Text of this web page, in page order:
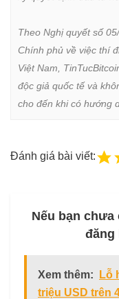
Theo Nghị quyết số
Chính phủ về việc thí
Việt Nam,
độc giả quốc tế và
cho đến khi có hướng
Đánh giá bài viết:
Nếu bạn chưa
đăng
Xem thêm:
Lỗ
triệu USD trên